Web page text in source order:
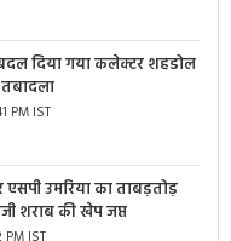
दिया गया कलेक्टर शहडोल
PM IST
उमरिया का ताबड़तोड़
शराब की खेप जप्त